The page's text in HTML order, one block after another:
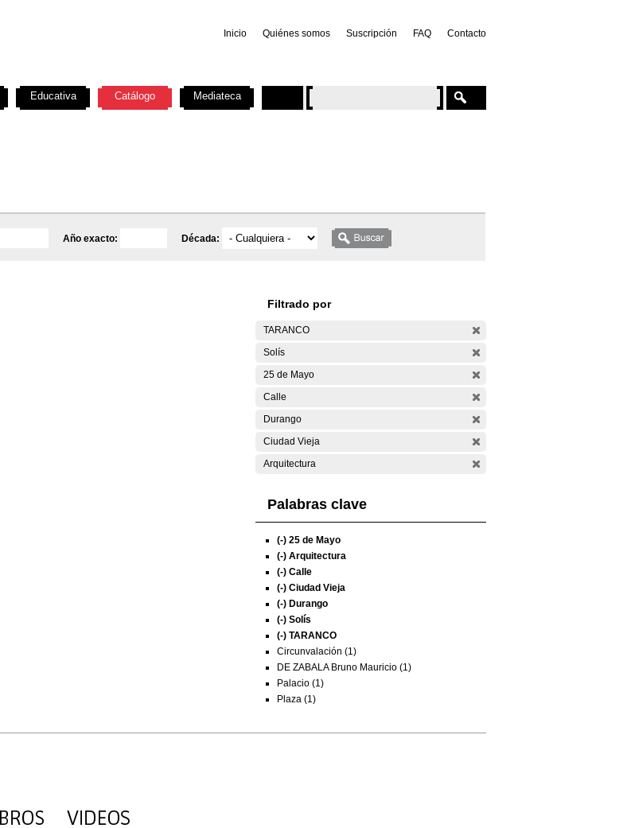
Inicio Quiénes somos Suscripción FAQ Contacto
Año exacto: Década:
Filtrado por
TARANCO
Solís
25 de Mayo
Calle
Durango
Ciudad Vieja
Arquitectura
Palabras clave
(-) 25 de Mayo
(-) Arquitectura
(-) Calle
(-) Ciudad Vieja
(-) Durango
(-) Solís
(-) TARANCO
Circunvalación (1)
DE ZABALA Bruno Mauricio (1)
Palacio (1)
Plaza (1)
Educativa Catálogo Mediateca